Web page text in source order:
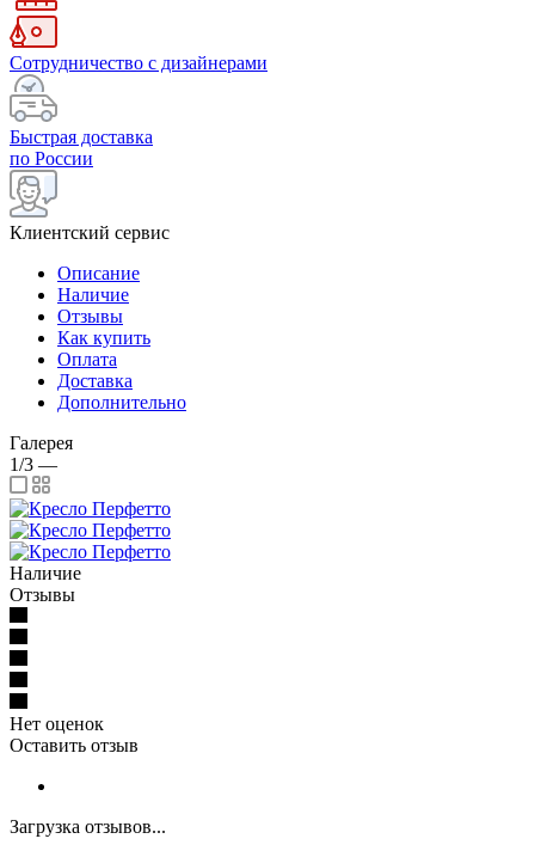
Сотрудничество с дизайнерами
Быстрая доставка
по России
Клиентский сервис
Описание
Наличие
Отзывы
Как купить
Оплата
Доставка
Дополнительно
Галерея
1/3 —
Наличие
Отзывы
Нет оценок
Оставить отзыв
Загрузка отзывов...